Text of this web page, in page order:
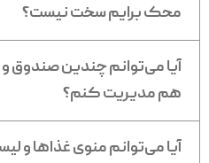
محک برایم سخت نیست؟
آیا می‌توانم چندین صندوق و
هم مدیریت کنم؟
آیا می‌توانم منوی غذاها و